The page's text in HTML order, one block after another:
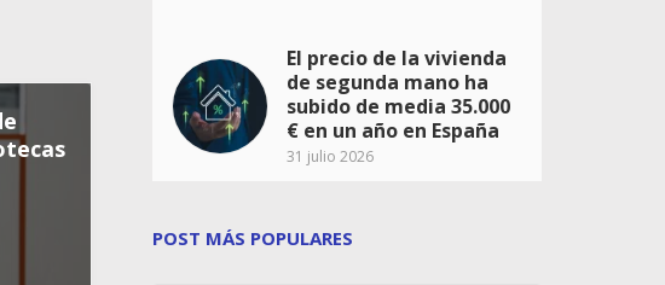
El precio de la vivienda
de segunda mano ha
subido de media 35.000
€ en un año en España
31 julio 2026
POST MÁS POPULARES